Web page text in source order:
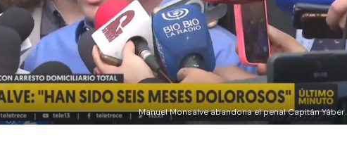
Manuel Monsalve abandona el penal Capitán Yáber.